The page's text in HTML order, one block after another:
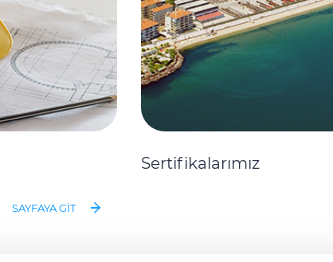
SAYFAYA GIT
Sertifikalarımız